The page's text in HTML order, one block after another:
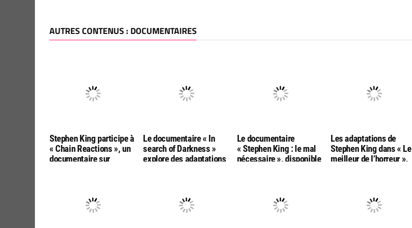
AUTRES CONTENUS : DOCUMENTAIRES
Stephen King participe à
« Chain Reactions », un
documentaire sur
Le documentaire « In
search of Darkness »
explore des adaptations
Le documentaire
« Stephen King : le mal
nécessaire », disponible
Les adaptations de
Stephen King dans « Le
meilleur de l’horreur »,